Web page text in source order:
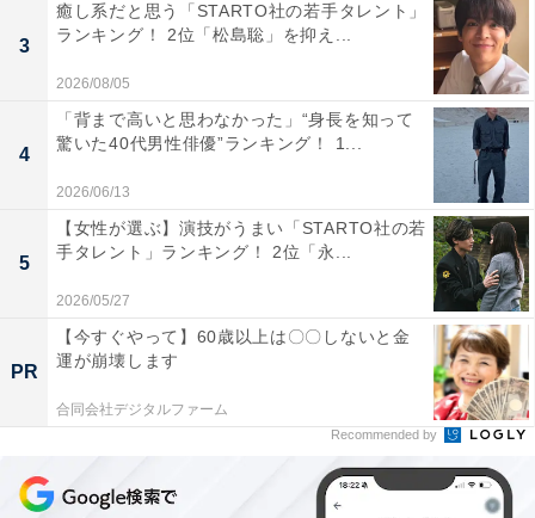
同率3位：川口春奈
3
癒し系だと思う「STARTO社の若手タレント」
ランキング！ 2位「松島聡」を抑え...
2026/08/05
4
「背まで高いと思わなかった」“身長を知って
驚いた40代男性俳優”ランキング！ 1...
2026/06/13
5
【女性が選ぶ】演技がうまい「STARTO社の若
手タレント」ランキング！ 2位「永...
2026/05/27
PR
【今すぐやって】60歳以上は〇〇しないと金
運が崩壊します
合同会社デジタルファーム
Recommended by